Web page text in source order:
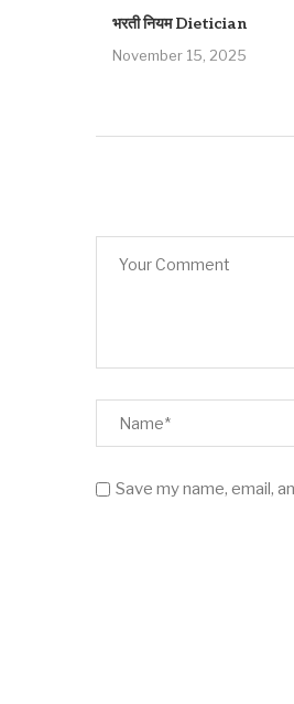
भरती नियम Dietician
November 15, 2025
Save my name, email,